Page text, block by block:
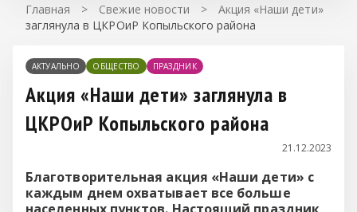
Главная > Свежие новости >
Акция «Наши дети»
заглянула в ЦКРОиР Копыльского района
АКТУАЛЬНО ОБЩЕСТВО ПРАЗДНИК
Акция «Наши дети» заглянула в
ЦКРОиР Копыльского района
21.12.2023
Благотворительная акция «Наши дети» с
каждым днем охватывает все больше